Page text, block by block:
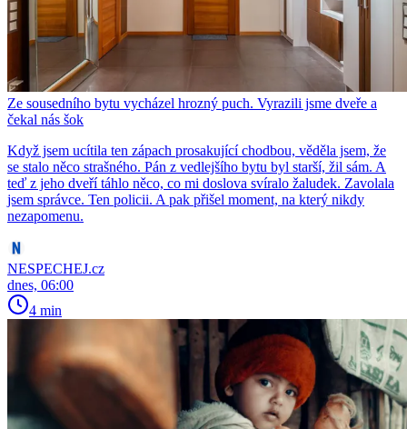
Ze sousedního bytu vycházel hrozný puch. Vyrazili jsme dveře a
čekal nás šok
Když jsem ucítila ten zápach prosakující chodbou, věděla jsem, že
se stalo něco strašného. Pán z vedlejšího bytu byl starší, žil sám. A
teď z jeho dveří táhlo něco, co mi doslova svíralo žaludek. Zavolala
jsem správce. Ten policii. A pak přišel moment, na který nikdy
nezapomenu.
NESPECHEJ.cz
dnes, 06:00
4 min